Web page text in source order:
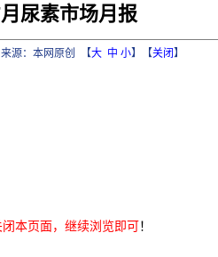
尿素市场月报
： 本网原创 【大 中 小】【关闭】
本页面，继续浏览即可！